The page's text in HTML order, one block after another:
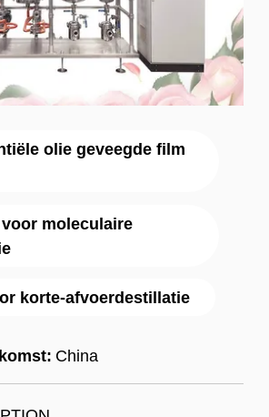
olie geveegde film
moleculaire
korte-afvoerdestillatie
China